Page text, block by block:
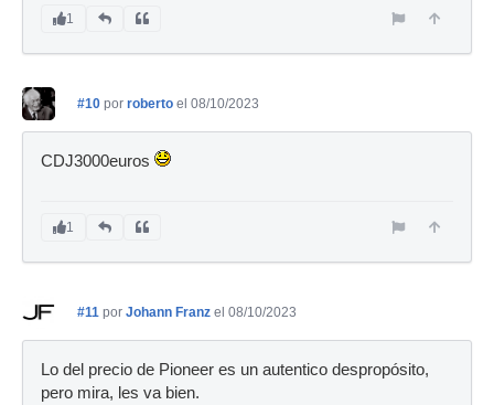
1
#10 por roberto el 08/10/2023
CDJ3000euros
1
#11 por Johann Franz el 08/10/2023
Lo del precio de Pioneer es un autentico despropósito,
pero mira, les va bien.